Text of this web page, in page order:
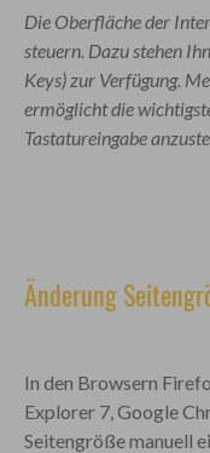
Die Oberfläche der
steuern. Dazu stehen
Keys) zur Verfügung.
ermöglicht die
Tastatureingabe
Änderung
In den Browsern
Explorer 7, Google
Seitengröße manuell